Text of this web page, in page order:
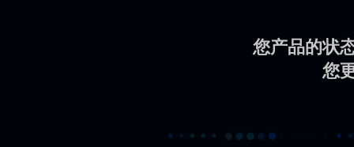
您产品的状
您